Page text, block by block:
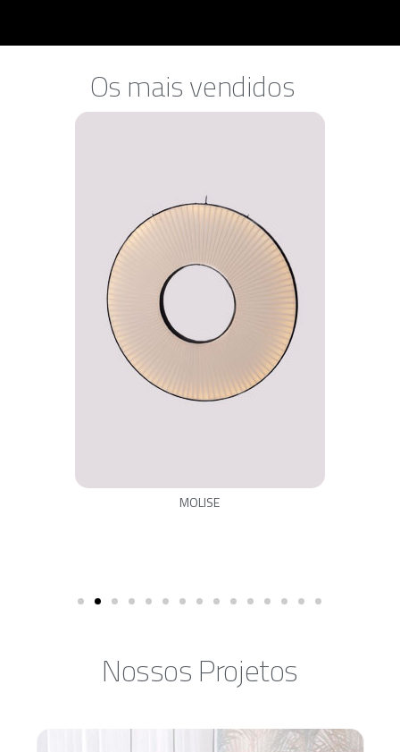
Os mais vendidos
MOLISE
Nossos Projetos​